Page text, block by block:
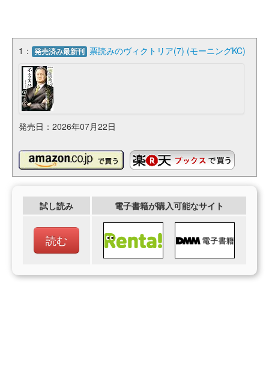
1： 発売済み最新刊 票読みのヴィクトリア(7) (モーニングKC)
発売日：2026年07月22日
試し読み 電子書籍が購入可能なサイト
読む